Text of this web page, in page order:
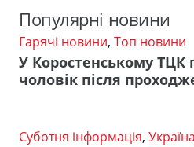
Популярні новини
Гарячі новини, Топ новини
У Коростенському ТЦК
чоловік після
Суботня інформація, Україна